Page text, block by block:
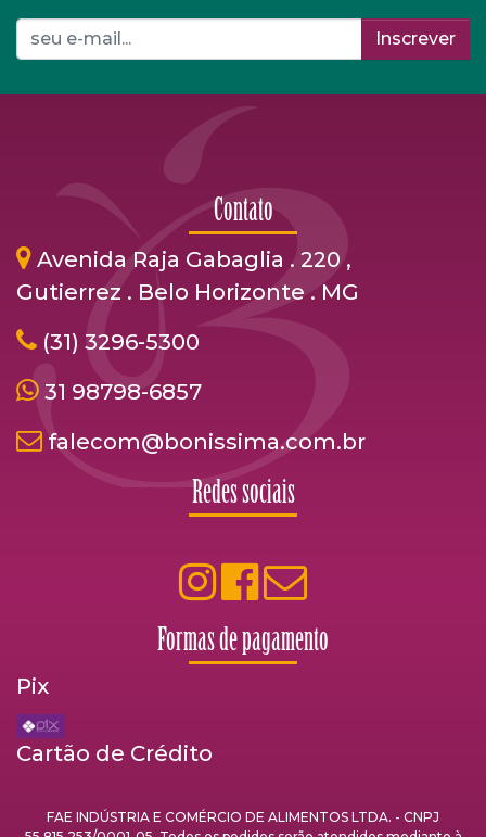
Inscrever
Contato
Avenida Raja Gabaglia . 220 ,
Gutierrez . Belo Horizonte . MG
(31) 3296-5300
31 98798-6857
falecom@bonissima.com.br
Redes sociais
Formas de pagamento
Pix
Cartão de Crédito
FAE INDÚSTRIA E COMÉRCIO DE ALIMENTOS LTDA. - CNPJ